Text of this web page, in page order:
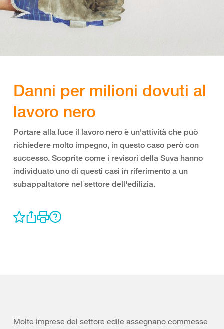
Danni per milioni dovuti al
lavoro nero
Portare alla luce il lavoro nero è un'attività che può
richiedere molto impegno, in questo caso però con
successo. Scoprite come i revisori della Suva hanno
individuato uno di questi casi in riferimento a un
subappaltatore nel settore dell'edilizia.
Molte imprese del settore edile assegnano commesse